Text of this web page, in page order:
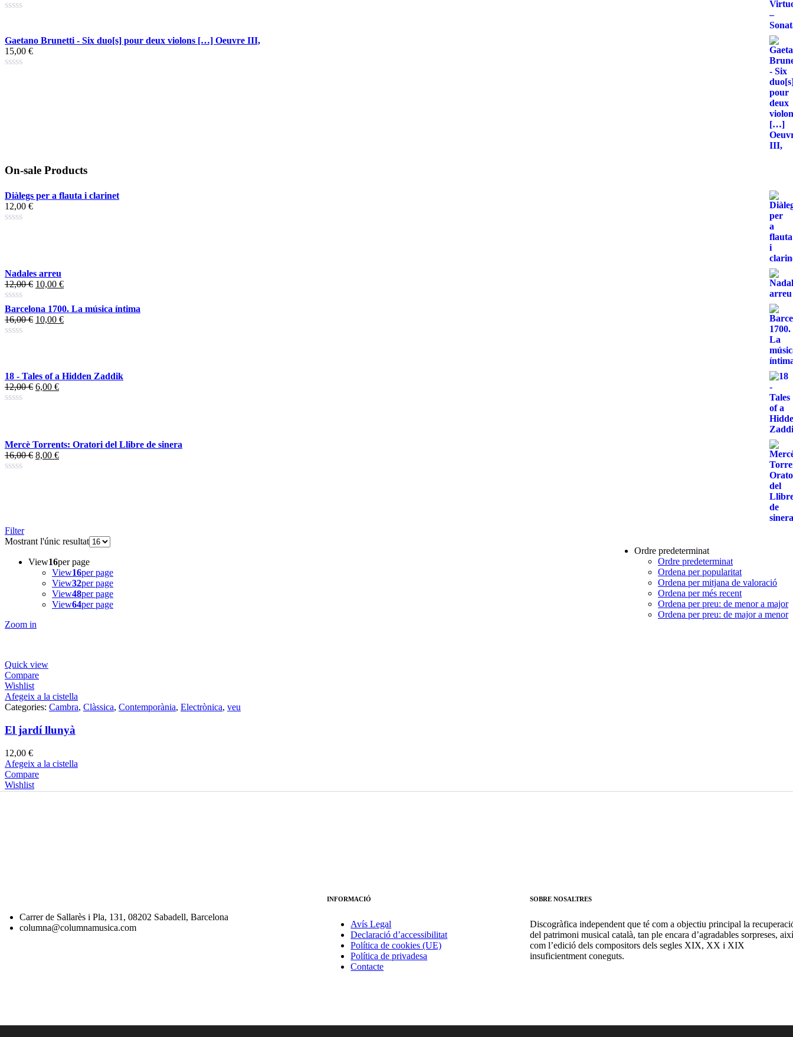
Gaetano Brunetti - Six duo[s] pour deux violons […] Oeuvre III,
15,00 €
On-sale Products
Diàlegs per a flauta i clarinet
12,00 €
Nadales arreu
12,00€ El
original
era:
12,00 €.
10,00 €El
actual
és:
10,00 €.
Barcelona 1700. La música íntima
16,00€ El
10,00 €El
18 - Tales of a Hidden Zaddik
12,00€ El
6,00 €El
Mercè Torrents: Oratori del Llibre de sinera
16,00€ El
8,00 €El
Filter
Mostrant l'únic resultat
Ordre predeterminat
Ordre predeterminat
Ordena per popularitat
Ordena per mitjana de valoració
Ordena per més recent
Ordena per preu: de menor a major
Ordena per preu: de major a menor
View16per page
View16per page
View32per page
View48per page
View64per page
Zoom in
Quick view
Compare
Wishlist
Afegeix a la cistella
Categories: Cambra, Clàssica, Contemporània, Electrònica, veu
El jardí llunyà
12,00 €
Afegeix a la cistella
Compare
Wishlist
Carrer de Sallarès i Pla, 131, 08202 Sabadell, Barcelona
columna@columnamusica.com
INFORMACIÓ
Avís Legal
Declaració d’accessibilitat
Política de cookies (UE)
Política de privadesa
Contacte
SOBRE NOSALTRES
Discogràfica independent que té com a objectiu principal la
del patrimoni musical català, tan ple encara d’agradables sorpreses,
com l’edició dels compositors dels segles XIX, XX i XIX
insuficientment coneguts.